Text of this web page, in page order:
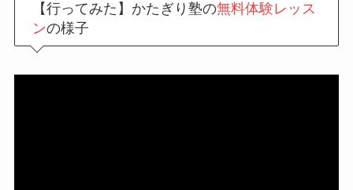
【行ってみた】かたぎり塾の無料体験レッス
ンの様子